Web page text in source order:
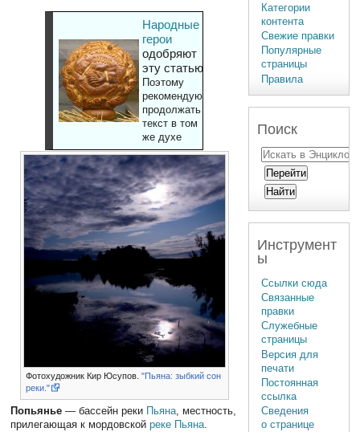
Народные
герои
одобряют
эту статью
Поэтому
рекомендуют
продолжать
текст в том
же духе
Фотохудожник Кир Юсупов. "Пьяна: зыбкий сон
реки."
Попьянье — бассейн реки Пьяна, местность,
прилегающая к мордовскойреке Пьяна.
Категории
контента
Свежие правки
Популярные
страницы
Правила
Поиск
Инструмент
ы
Ссылки сюда
Связанные
правки
Служебные
страницы
Версия для
печати
Постоянная
ссылка
Сведения
о странице